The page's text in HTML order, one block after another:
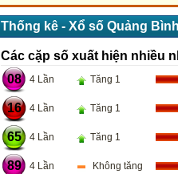
Thống kê - Xổ số Quảng
Các cặp số xuất hiện nhiều
08
4 Lần Tăng 1
16 4 Lần Tăng 1
65 4 Lần Tăng 1
89 4 Lần Không tăng